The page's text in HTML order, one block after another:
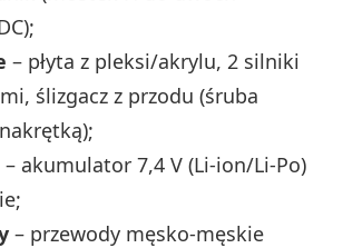
– płyta z pleksi/akrylu, 2 silniki
ślizgacz z przodu (śruba
– akumulator 7,4 V (Li‑ion/Li‑Po)
– przewody męsko‑męskie